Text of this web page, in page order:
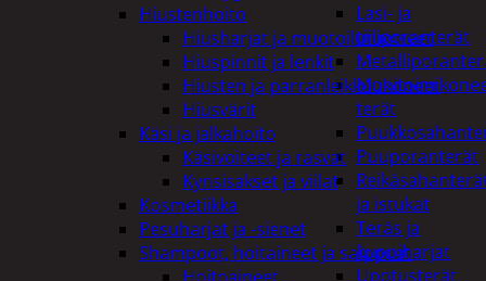
Lasi- ja
tiiliporanterät
terät
Puuporanterät
ja istukat
Teräs ja
kuppiharjat
Upotusterät
Hiustenhoito
Hiusharjat ja muotoilutuotteet
Hiuspinnit ja lenkit
Hiusten ja parranleikkuukoneet
Hiusvärit
Käsi ja jalkahoito
Käsivoiteet ja rasvat
Kynsisakset ja viilat
Kosmetiikka
Pesuharjat ja -sienet
Shampoot, hoitaineet ja saippuat